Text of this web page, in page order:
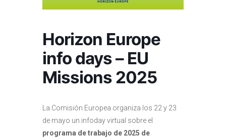
Horizon Europe
info days – EU
Missions 2025
La Comisión Europea organiza los 22 y 23
de mayo un infoday virtual sobre el
programa de trabajo de 2025 de